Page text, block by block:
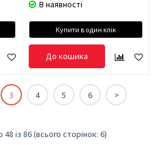
В наявності
Купити в один клік
До кошика
3 4 5 6
>
із 86 (всього сторінок: 6)